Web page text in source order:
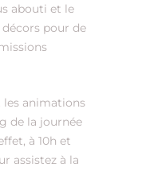
abouti et le
pour de
les animations
de la journée
à 10h et
assistez à la